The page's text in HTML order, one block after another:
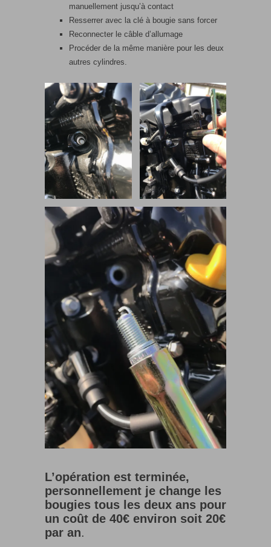
manuellement jusqu’à contact
Resserrer avec la clé à bougie sans forcer
Reconnecter le câble d’allumage
Procéder de la même manière pour les deux
autres cylindres.
L’opération est terminée,
personnellement je change les
bougies tous les deux ans pour
un coût de 40€ environ soit 20€
par an.